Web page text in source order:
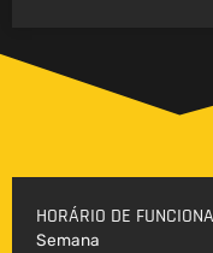
HORÁRIO DE
Semana